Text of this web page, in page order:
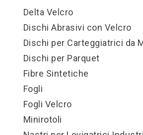
Delta Velcro
Dischi Abrasivi con Velcro
Dischi per Carteggiatrici da
Dischi per Parquet
Fibre Sintetiche
Fogli
Fogli Velcro
Minirotoli